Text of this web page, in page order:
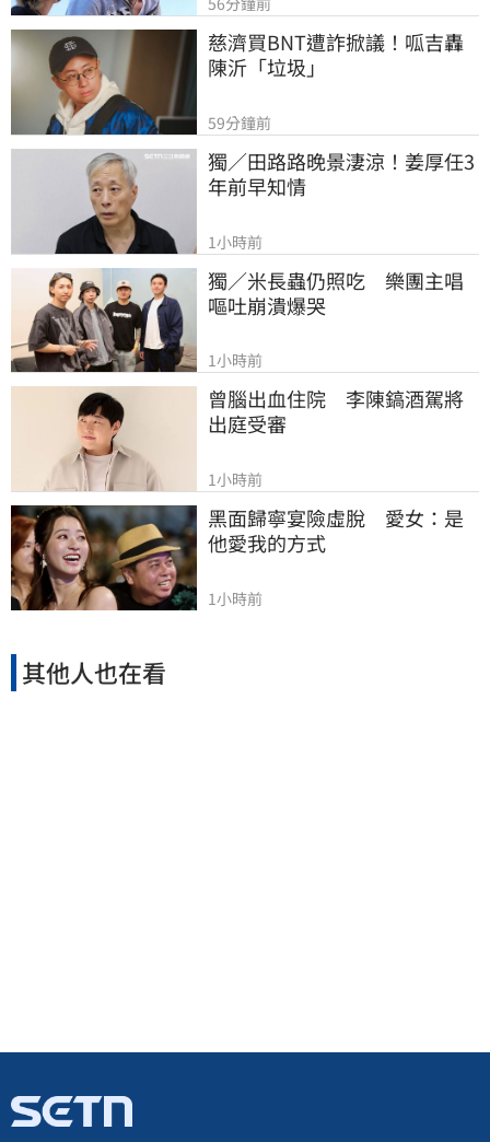
慈濟買BNT遭詐掀議！呱吉轟
陳沂「垃圾」
59分鐘前
獨／田路路晚景淒涼！姜厚任3
年前早知情
1小時前
獨／米長蟲仍照吃　樂團主唱
嘔吐崩潰爆哭
1小時前
曾腦出血住院　李陳鎬酒駕將
出庭受審
1小時前
黑面歸寧宴險虛脫　愛女：是
他愛我的方式
1小時前
其他人也在看